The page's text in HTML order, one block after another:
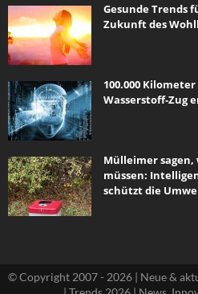
Gesunde Trends
Zukunft des
100.000
Wasserstoff-Zug
Mülleimer
müssen:
schützt die
© Copyright 2007 - 2026 | Neue &